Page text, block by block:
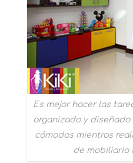
Es mejor hacer las
organizado y
cómodos mientras
de mobiliario